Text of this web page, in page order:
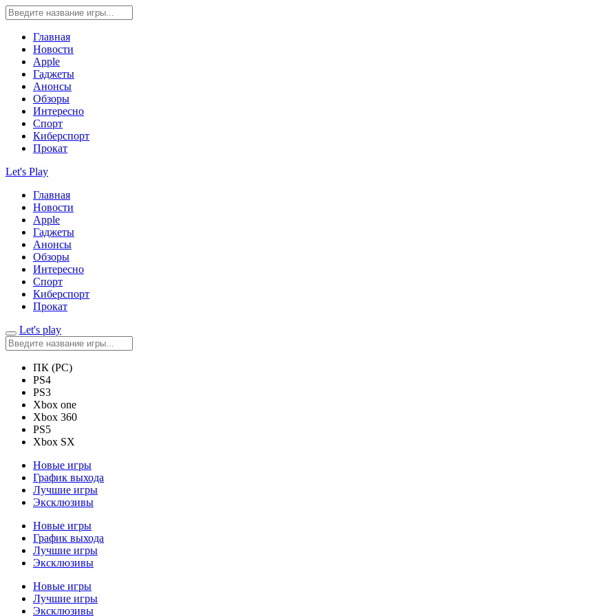
Главная
Новости
Apple
Гаджеты
Анонсы
Обзоры
Интересно
Спорт
Киберспорт
Прокат
Let's Play
Главная
Новости
Apple
Гаджеты
Анонсы
Обзоры
Интересно
Спорт
Киберспорт
Прокат
Let's play
ПК (PC)
PS4
PS3
Xbox one
Xbox 360
PS5
Xbox SX
Новые игры
График выхода
Лучшие игры
Эксклюзивы
Новые игры
График выхода
Лучшие игры
Эксклюзивы
Новые игры
Лучшие игры
Эксклюзивы